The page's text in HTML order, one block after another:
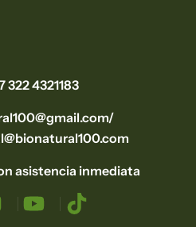
322 4321183
asistencia inmediata